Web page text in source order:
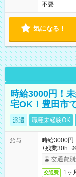
不要
気になる！
時給3000円！
宅OK！豊田市
派遣 職種未経験OK
給与
時給3000
+残業30h ※
交通費
交通費 1ヶ